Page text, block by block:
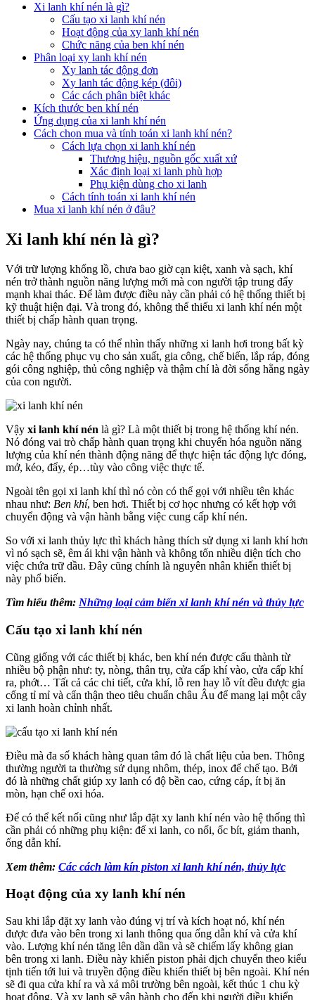
Xi lanh khí nén là gì?
Cấu tạo xi lanh khí nén
Hoạt động của xy lanh khí nén
Chức năng của ben khí nén
Phân loại xy lanh khí nén
Xy lanh tác động đơn
Xy lanh tác động kép (đôi)
Các cách phân biệt khác
Kích thước ben khí nén
Ứng dụng của xi lanh khí nén
Cách chọn mua và tính toán xi lanh khí nén?
Cách lựa chọn xi lanh khí nén
Thương hiệu, nguồn gốc xuất xứ
Xác định loại xi lanh phù hợp
Phụ kiện dùng cho xi lanh
Cách tính toán xi lanh khí nén
Mua xi lanh khí nén ở đâu?
Xi lanh khí nén là gì?
Với trữ lượng khổng lồ, chưa bao giờ cạn kiệt, xanh và sạch, khí
nén trở thành nguồn năng lượng mới mà con người tập trung đẩy
mạnh khai thác. Để làm được điều này cần phải có hệ thống thiết bị
kỹ thuật hiện đại. Và trong đó, không thể thiếu xi lanh khí nén một
thiết bị chấp hành quan trọng.
Ngày nay, chúng ta có thể nhìn thấy những xi lanh hơi trong bất kỳ
các hệ thống phục vụ cho sản xuất, gia công, chế biến, lắp ráp, đóng
gói công nghiệp, thủ công nghiệp và thậm chí là đời sống hằng ngày
của con người.
Vậy xi lanh khí nén là gì? Là một thiết bị trong hệ thống khí nén.
Nó đóng vai trò chấp hành quan trọng khi chuyển hóa nguồn năng
lượng của khí nén thành động năng để thực hiện tác động lực đóng,
mở, kéo, đẩy, ép…tùy vào công việc thực tế.
Ngoài tên gọi xi lanh khí thì nó còn có thể gọi với nhiều tên khác
nhau như: Ben khí, ben hơi. Thiết bị cơ học nhưng có kết hợp với
chuyển động và vận hành bằng việc cung cấp khí nén.
So với xi lanh thủy lực thì khách hàng thích sử dụng xi lanh khí hơn
vì nó sạch sẽ, êm ái khi vận hành và không tốn nhiều diện tích cho
việc chứa trữ dầu. Đây cũng chính là nguyên nhân khiến thiết bị
này phổ biến.
Tìm hiểu thêm: Những loại cảm biến xi lanh khí nén và thủy lực
Cấu tạo xi lanh khí nén
Cũng giống với các thiết bị khác, ben khí nén được cấu thành từ
nhiều bộ phận như: ty, nòng, thân trụ, cửa cấp khí vào, cửa cấp khí
ra, phớt… Tất cả các chi tiết, cửa khí, lỗ ren hay lỗ vít đều được gia
cổng tỉ mỉ và cẩn thận theo tiêu chuẩn châu Âu để mang lại một cây
xi lanh hoàn chỉnh nhất.
Điều mà đa số khách hàng quan tâm đó là chất liệu của ben. Thông
thường người ta thường sử dụng nhôm, thép, inox để chế tạo. Bởi
đó là những chất giúp xy lanh có độ bền cao, cứng cáp, ít bị ăn
mòn, hạn chế oxi hóa.
Để có thể kết nối cũng như lắp đặt xy lanh khí nén vào hệ thống thì
cần phải có những phụ kiện: đế xi lanh, co nối, ốc bít, giảm thanh,
ống dẫn khí.
Xem thêm: Các cách làm kín piston xi lanh khí nén, thủy lực
Hoạt động của xy lanh khí nén
Sau khi lắp đặt xy lanh vào đúng vị trí và kích hoạt nó, khí nén
được đưa vào bên trong xi lanh thông qua ống dẫn khí và cửa khí
vào. Lượng khí nén tăng lên dần dần và sẽ chiếm lấy không gian
bên trong xi lanh. Điều này khiến piston phải dịch chuyển theo kiểu
tịnh tiến tới lui và truyền động điều khiển thiết bị bên ngoài. Khí nén
sẽ đi qua cửa khí ra và xả môi trường bên ngoài, kết thúc 1 chu kỳ
hoạt động. Và xy lanh sẽ vận hành cho đến khi người điều khiển